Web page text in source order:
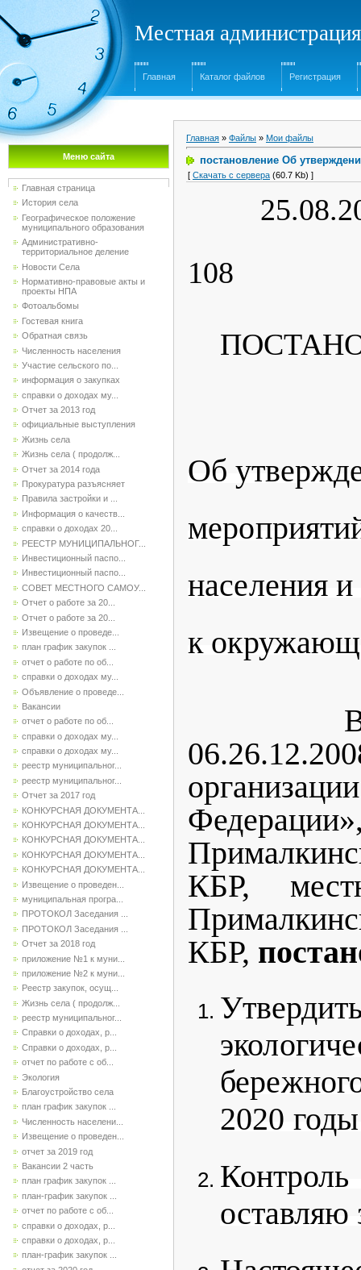
Местная
Главная Каталог файлов Регистрация
Меню сайта
Главная страница
История села
Географическое положение
муниципального образования
Административно-
территориальное деление
Новости Села
Нормативно-правовые акты и
проекты НПА
Фотоальбомы
Гостевая книга
Обратная связь
Численность населения
Участие сельского по...
информация о закупках
справки о доходах му...
Отчет за 2013 год
официальные выступления
Жизнь села
Жизнь села ( продолж...
Отчет за 2014 года
Прокуратура разъясняет
Правила застройки и ...
Информация о качеств...
справки о доходах 20...
РЕЕСТР МУНИЦИПАЛЬНОГ...
Инвестиционный паспо...
Инвестиционный паспо...
СОВЕТ МЕСТНОГО САМОУ...
Отчет о работе за 20...
Отчет о работе за 20...
Извещение о проведе...
план график закупок ...
отчет о работе по об...
справки о доходах му...
Объявление о проведе...
Вакансии
отчет о работе по об...
справки о доходах му...
справки о доходах му...
реестр муниципальног...
реестр муниципальног...
Отчет за 2017 год
КОНКУРСНАЯ ДОКУМЕНТА...
КОНКУРСНАЯ ДОКУМЕНТА...
КОНКУРСНАЯ ДОКУМЕНТА...
КОНКУРСНАЯ ДОКУМЕНТА...
КОНКУРСНАЯ ДОКУМЕНТА...
Извещение о проведен...
муниципальная програ...
ПРОТОКОЛ Заседания ...
ПРОТОКОЛ Заседания ...
Отчет за 2018 год
приложение №1 к муни...
приложение №2 к муни...
Реестр закупок, осущ...
Жизнь села ( продолж...
реестр муниципальног...
Справки о доходах, р...
Справки о доходах, р...
отчет по работе с об...
Экология
Благоустройство села
план график закупок ...
Численность населени...
Извещение о проведен...
отчет за 2019 год
Вакансии 2 часть
план график закупок ...
план-график закупок ...
отчет по работе с об...
справки о доходах, р...
справки о доходах, р...
план-график закупок ...
Главная » Файлы » Мои файлы
постановление Об
[ Скачать с сервера (60.7 Kb) ]
108
Об
населения
к
В
КБР,
КБР,
2020
оставляю